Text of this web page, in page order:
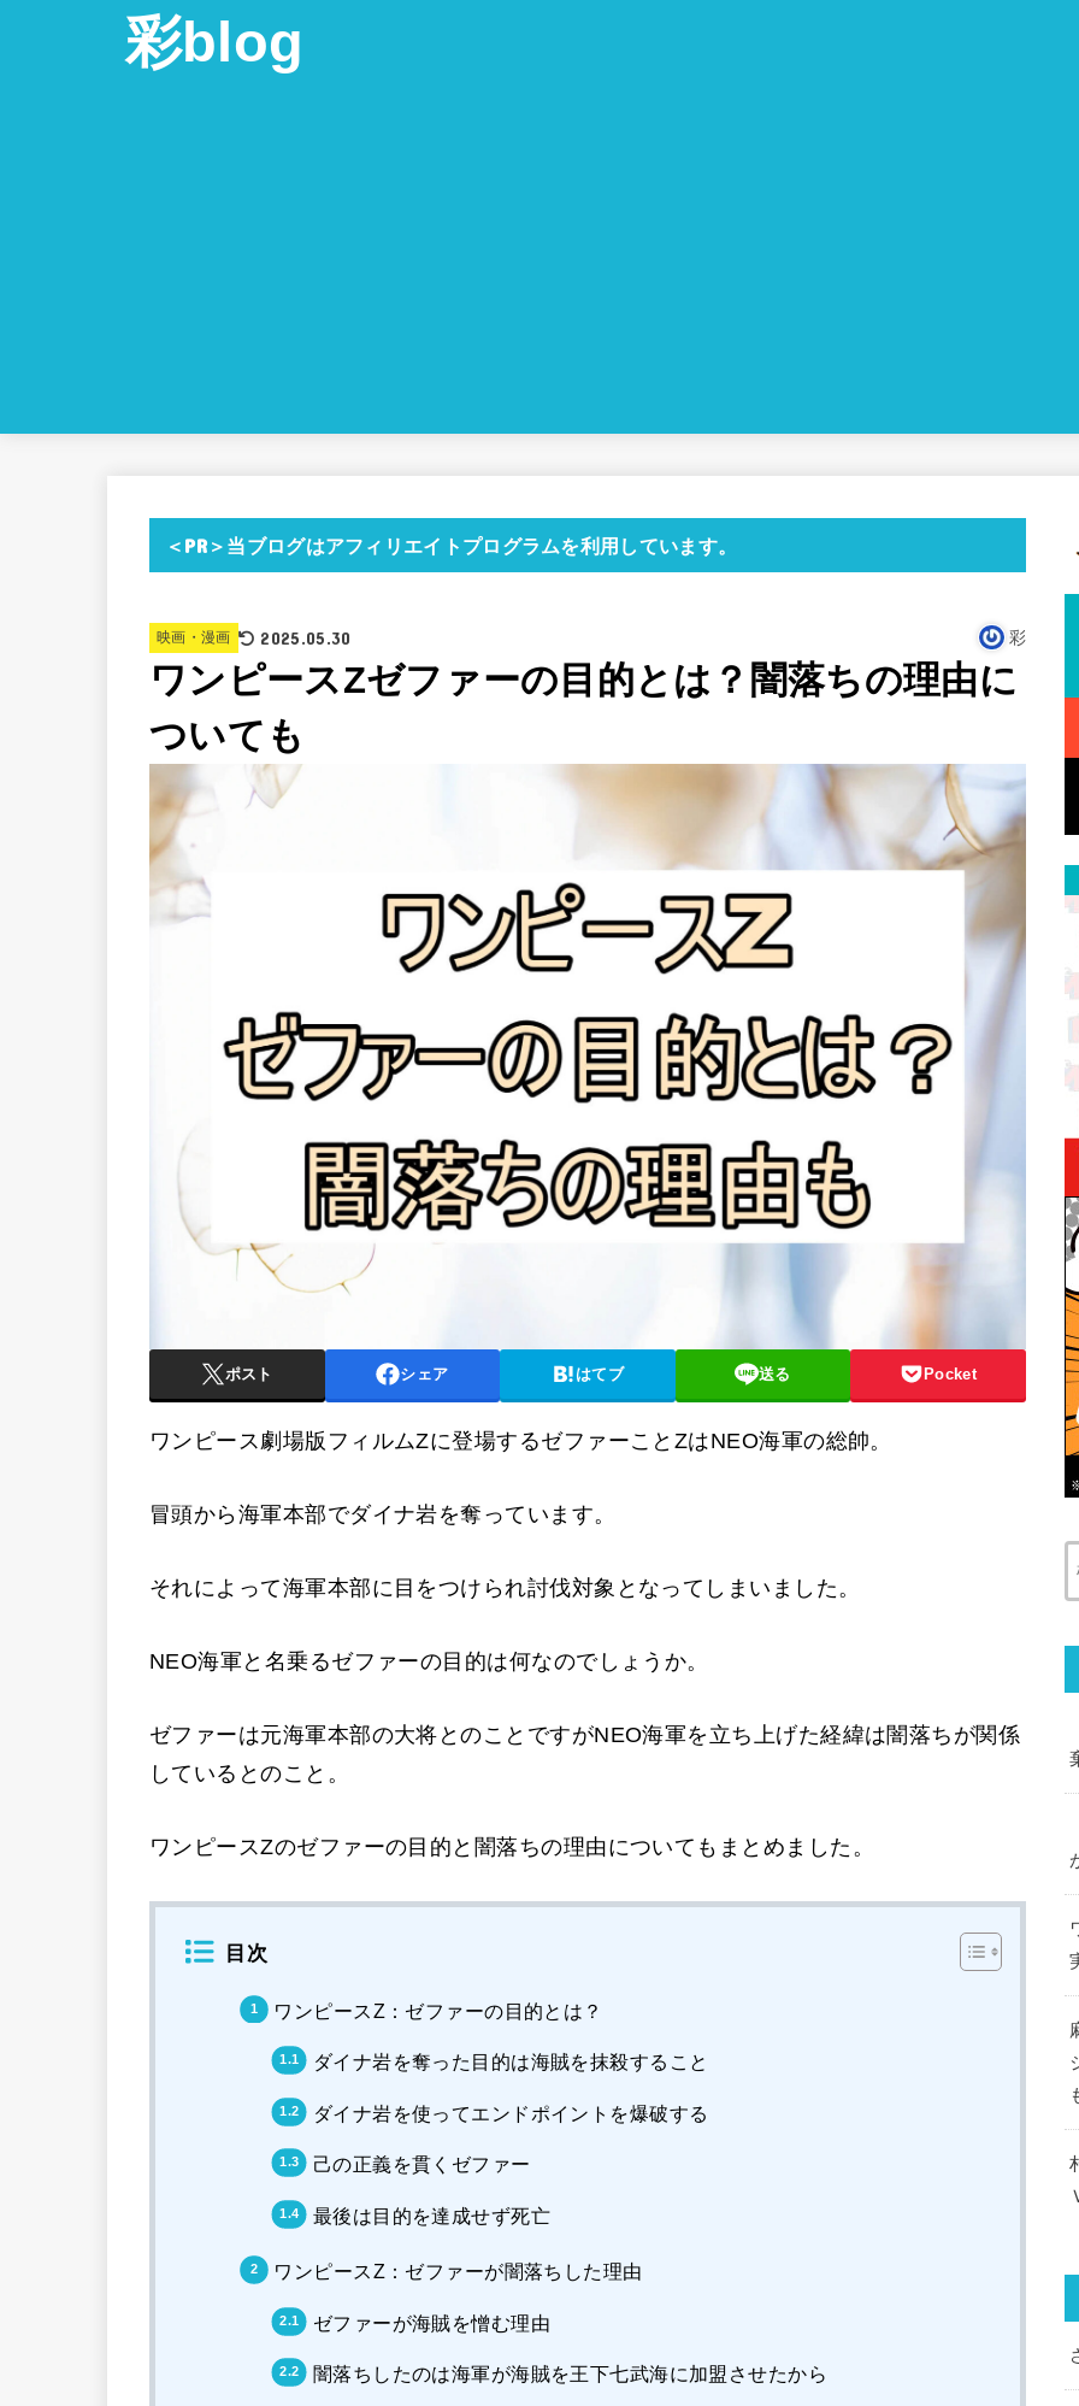
彩blog
＜PR＞当ブログはアフィリエイトプログラムを利用しています。
映画・漫画 2025.05.30 彩
ワンピースZゼファーの目的とは？闇落ちの理由に
ついても
ポスト シェア はてブ 送る Pocket
ワンピース劇場版フィルムZに登場するゼファーことZはNEO海軍の総帥。
冒頭から海軍本部でダイナ岩を奪っています。
それによって海軍本部に目をつけられ討伐対象となってしまいました。
NEO海軍と名乗るゼファーの目的は何なのでしょうか。
ゼファーは元海軍本部の大将とのことですがNEO海軍を立ち上げた経緯は闇落ちが関係
しているとのこと。
ワンピースZのゼファーの目的と闇落ちの理由についてもまとめました。
目次
ワンピースZ：ゼファーの目的とは？
ダイナ岩を奪った目的は海賊を抹殺すること
ダイナ岩を使ってエンドポイントを爆破する
己の正義を貫くゼファー
最後は目的を達成せず死亡
ワンピースZ：ゼファーが闇落ちした理由
ゼファーが海賊を憎む理由
闇落ちしたのは海軍が海賊を王下七武海に加盟させたから